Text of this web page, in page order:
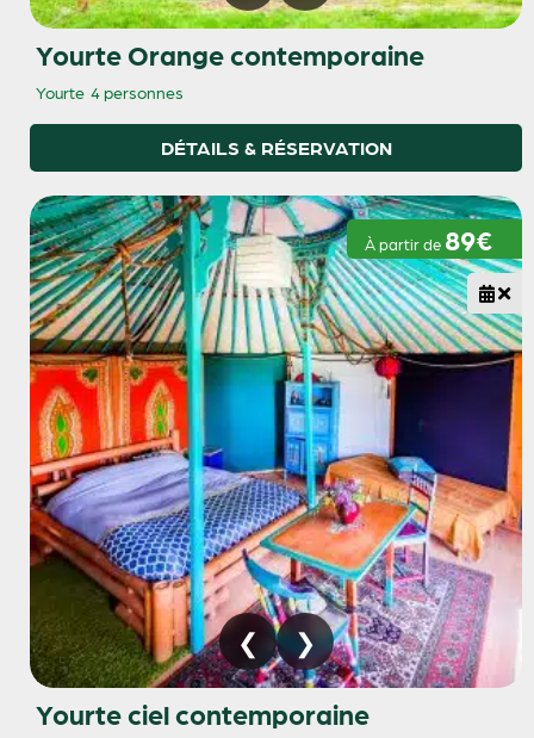
Yourte Orange contemporaine
Yourte 4 personnes
DÉTAILS & RÉSERVATION
À partir de 89€
Yourte ciel contemporaine